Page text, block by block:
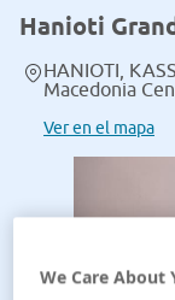
Hanioti
HANIOTI,
Macedonia
Ver en el mapa
We Care About